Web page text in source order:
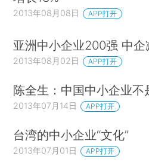
到决定性作用，让一切劳
体人民。企业是市场的主体
活力的企业群体，与广大人
息相关。大力发展中小企业
本、民间智慧和民间积极性
等收入陷阱、全面建成小康
2013年08月08日 APP打开
亚洲中小企业200强 中企
2013年08月02日 APP打开
陈全生：中国中小企业不
2013年07月14日 APP打开
台湾的中小企业“文化”
2013年07月01日 APP打开